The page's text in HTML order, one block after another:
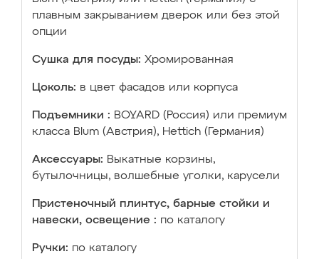
плавным закрыванием дверок или без этой
опции
Сушка для посуды: Хромированная
Цоколь: в цвет фасадов или корпуса
Подъемники : BOYARD (Россия) или премиум
класса Blum (Австрия), Hettich (Германия)
Аксессуары: Выкатные корзины,
бутылочницы, волшебные уголки, карусели
Пристеночный плинтус, барные стойки и
навески, освещение : по каталогу
Ручки: по каталогу